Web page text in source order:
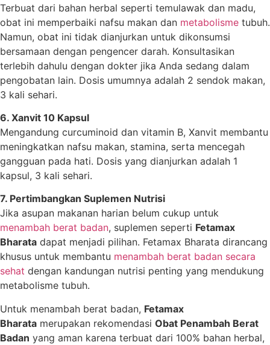
Terbuat dari bahan herbal seperti temulawak dan madu,
obat ini memperbaiki nafsu makan dan metabolisme tubuh.
Namun, obat ini tidak dianjurkan untuk dikonsumsi
bersamaan dengan pengencer darah. Konsultasikan
terlebih dahulu dengan dokter jika Anda sedang dalam
pengobatan lain. Dosis umumnya adalah 2 sendok makan,
3 kali sehari.
6. Xanvit 10 Kapsul
Mengandung curcuminoid dan vitamin B, Xanvit membantu
meningkatkan nafsu makan, stamina, serta mencegah
gangguan pada hati. Dosis yang dianjurkan adalah 1
kapsul, 3 kali sehari.
7. Pertimbangkan Suplemen Nutrisi
Jika asupan makanan harian belum cukup untuk
menambah berat badan, suplemen seperti Fetamax
Bharata dapat menjadi pilihan. Fetamax Bharata dirancang
khusus untuk membantu menambah berat badan secara
sehat dengan kandungan nutrisi penting yang mendukung
metabolisme tubuh.
Untuk menambah berat badan, Fetamax
Bharata merupakan rekomendasi Obat Penambah Berat
Badan yang aman karena terbuat dari 100% bahan herbal,